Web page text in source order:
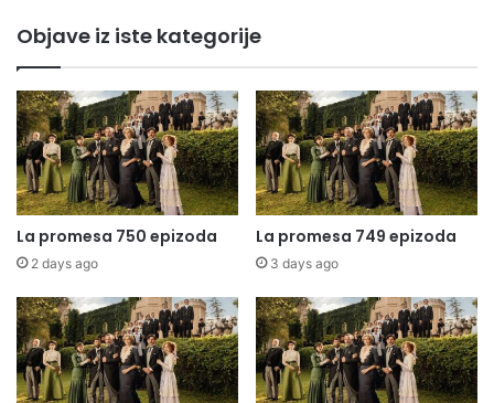
Objave iz iste kategorije
La promesa 750 epizoda
2 days ago
La promesa 749 epizoda
3 days ago